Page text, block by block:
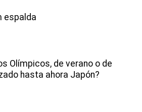
espalda
Olímpicos, de verano o de
hasta ahora Japón?